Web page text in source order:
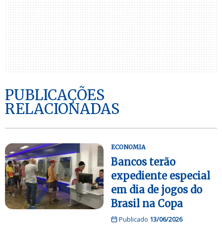
PUBLICAÇÕES
RELACIONADAS
ECONOMIA
Bancos terão
expediente especial
em dia de jogos do
Brasil na Copa
Publicado 13/06/2026